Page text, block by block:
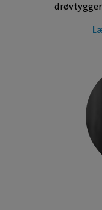
veterinær kiropraktik. I 2017 opnåede hun som den
College of
(Dipl. ACVSMR),
diagnostik,
Susanne er
Internationale),
og faglig skribent
– Dansk Veterinær
fagdyrlæge i
opdateret på
drøvtyggere. Thomas intereserer
og
Frederiksberg